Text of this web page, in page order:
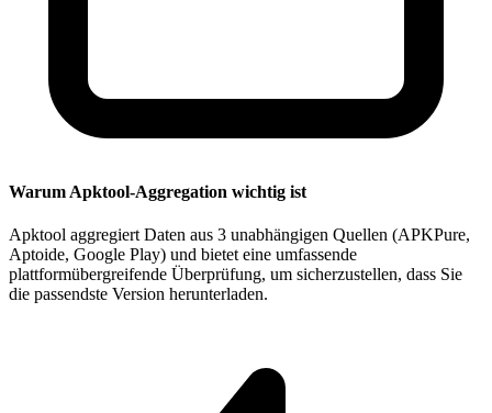
Warum Apktool-Aggregation wichtig ist
Apktool aggregiert Daten aus 3 unabhängigen Quellen (APKPure,
Aptoide, Google Play) und bietet eine umfassende
plattformübergreifende Überprüfung, um sicherzustellen, dass Sie
die passendste Version herunterladen.